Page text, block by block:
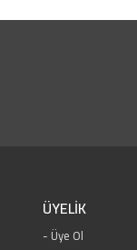
ÜYELİK
Üye Ol